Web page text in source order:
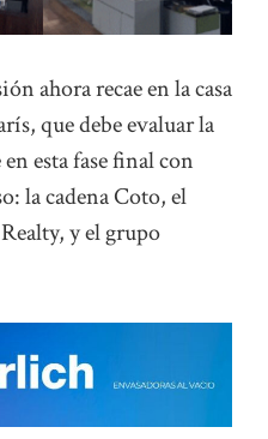
ahora recae en la casa
que debe evaluar la
esta fase final con
la cadena Coto, el
y el grupo